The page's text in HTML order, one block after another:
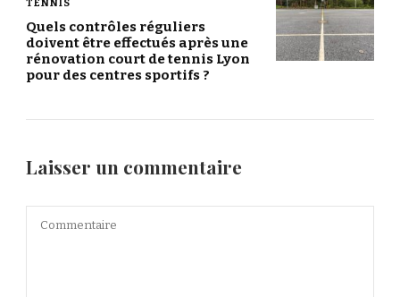
TENNIS
Quels contrôles réguliers
doivent être effectués après une
rénovation court de tennis Lyon
pour des centres sportifs ?
Laisser un commentaire